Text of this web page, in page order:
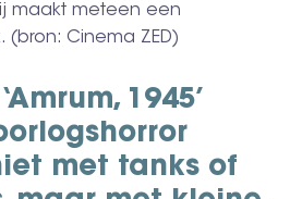
maakt meteen een
(bron: Cinema ZED)
1945’
met tanks of